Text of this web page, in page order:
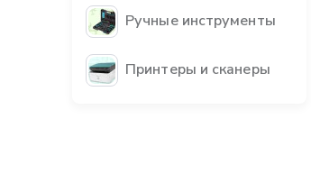
Ручные инструменты
Принтеры и сканеры